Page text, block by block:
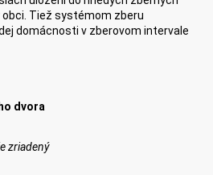
Tiež systémom zberu
domácnosti v zberovom intervale
dvora
zriadený